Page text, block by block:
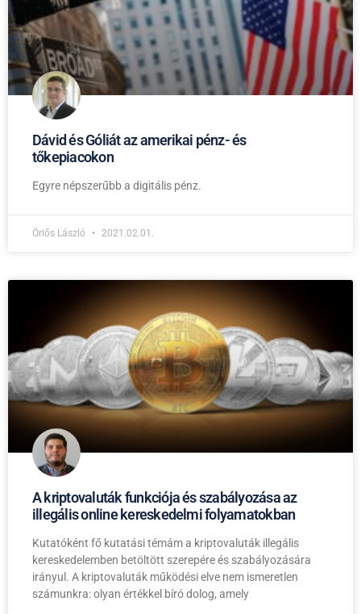
Dávid és Góliát az amerikai pénz- és
tőkepiacokon
Egyre népszerűbb a digitális pénz.
Örlős László 2021.02.01.
A kriptovaluták funkciója és szabályozása az
illegális online kereskedelmi folyamatokban
Kutatóként fő kutatási témám a kriptovaluták illegális
kereskedelemben betöltött szerepére és szabályozására
irányul. A kriptovaluták működési elve nem ismeretlen
számunkra: olyan értékkel bíró dolog, amely